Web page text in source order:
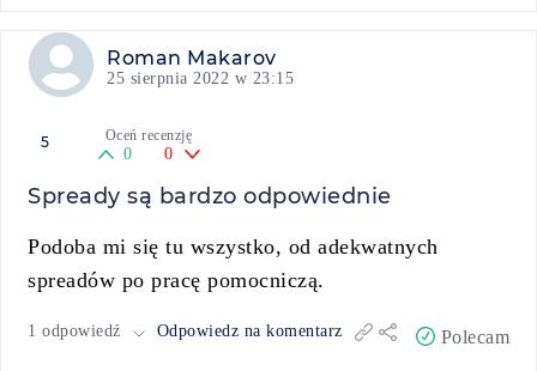
Roman Makarov
25 sierpnia 2022 w 23:15
5 Oceń recenzję
0 0
Spready są bardzo odpowiednie
Podoba mi się tu wszystko, od adekwatnych
spreadów po pracę pomocniczą.
1 odpowiedź Odpowiedz na komentarz Polecam